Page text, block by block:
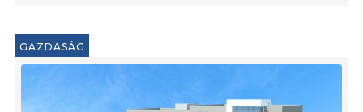
GAZDASÁG